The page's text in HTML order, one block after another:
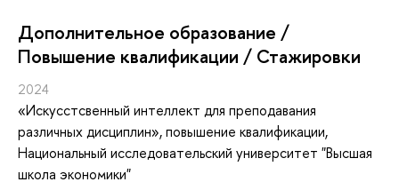
Дополнительное образование /
Повышение квалификации / Стажировки
2024
«Искусстсвенный интеллект для преподавания
различных дисциплин», повышение квалификации,
Национальный исследовательский университет "Высшая
школа экономики"